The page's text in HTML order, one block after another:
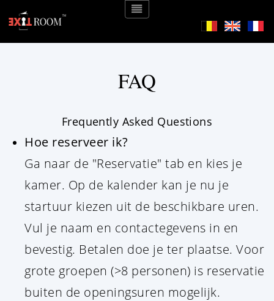
FAQ
Frequently Asked Questions
Hoe reserveer ik?
Ga naar de "Reservatie" tab en kies je
kamer. Op de kalender kan je nu je
startuur kiezen uit de beschikbare uren.
Vul je naam en contactegevens in en
bevestig. Betalen doe je ter plaatse. Voor
grote groepen (>8 personen) is reservatie
buiten de openingsuren mogelijk.